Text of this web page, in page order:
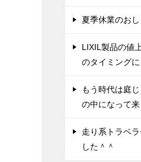
夏季休業のお
LIXIL製品の値
のタイミングに
もう時代は庭
の中になって来
走り系トラベ
した＾＾